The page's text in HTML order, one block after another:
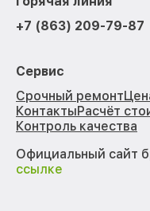
+7 (863) 209-79-87
Сервис
Срочный ремонт
КонтактыРасчёт
Контроль качества
Официальный сайт
ссылке